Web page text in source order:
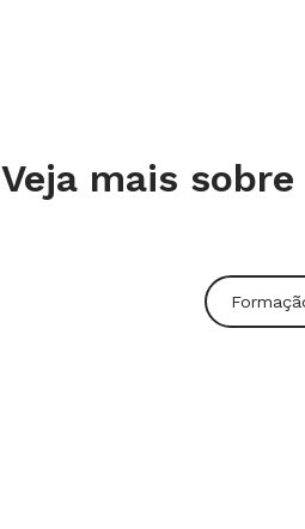
Veja mais sobre